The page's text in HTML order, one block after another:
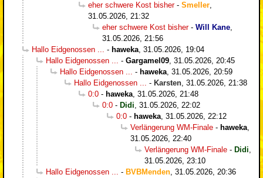
eher schwere Kost bisher- Smeller,
31.05.2026, 21:32
eher schwere Kost bisher- Will Kane,
31.05.2026, 21:56
Hallo Eidgenossen ... - haweka, 31.05.2026, 19:04
Hallo Eidgenossen ... - Gargamel09, 31.05.2026, 20:45
Hallo Eidgenossen ... - haweka, 31.05.2026, 20:59
Hallo Eidgenossen ... - Karsten, 31.05.2026, 21:38
0:0 - haweka, 31.05.2026, 21:48
0:0 - Didi, 31.05.2026, 22:02
0:0 - haweka, 31.05.2026, 22:12
Verlängerung WM-Finale - haweka,
31.05.2026, 22:40
Verlängerung WM-Finale - Didi,
31.05.2026, 23:10
Hallo Eidgenossen ... - BVBMenden, 31.05.2026, 20:36